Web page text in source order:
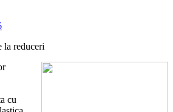
la reduceri
cu